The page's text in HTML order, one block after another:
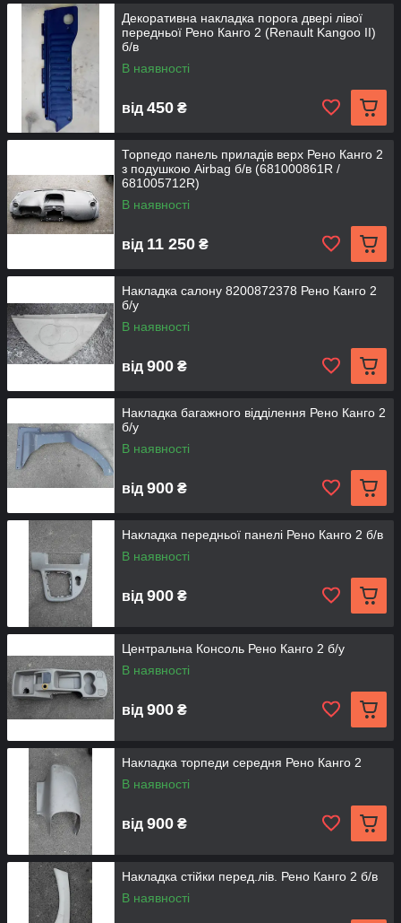
Декоративна накладка порога двері лівої
передньої Рено Канго 2 (Renault Kangoo II)
б/в
В наявності
від 450 ₴
Торпедо панель приладів верх Рено Канго 2
з подушкою Airbag б/в (681000861R /
681005712R)
В наявності
від 11 250 ₴
Накладка салону 8200872378 Рено Канго 2
б/у
В наявності
від 900 ₴
Накладка багажного відділення Рено Канго 2
б/у
В наявності
від 900 ₴
Накладка передньої панелі Рено Канго 2 б/в
В наявності
від 900 ₴
Центральна Консоль Рено Канго 2 б/у
В наявності
від 900 ₴
Накладка торпеди середня Рено Канго 2
В наявності
від 900 ₴
Накладка стійки перед.лів. Рено Канго 2 б/в
В наявності